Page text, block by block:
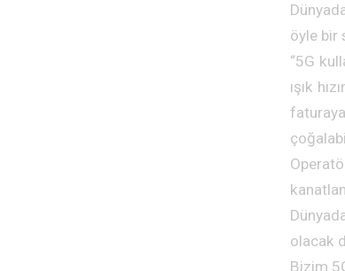
öyle bir
“5G
ışık
olacak
Bizim